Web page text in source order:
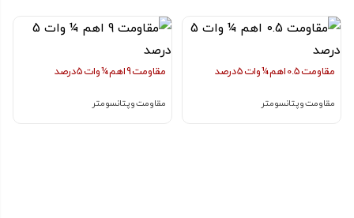
مقاومت 0.5 اهم ¼ وات 5 درصد
مقاومت و پتانسومتر
مقاومت 9 اهم ¼ وات 5 درصد
مقاومت و پتانسومتر